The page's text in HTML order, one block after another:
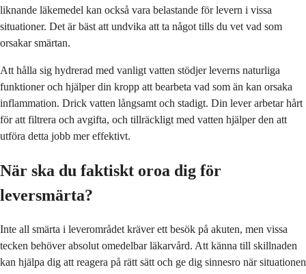
liknande läkemedel kan också vara belastande för levern i vissa
situationer. Det är bäst att undvika att ta något tills du vet vad som
orsakar smärtan.
Att hålla sig hydrerad med vanligt vatten stödjer leverns naturliga
funktioner och hjälper din kropp att bearbeta vad som än kan orsaka
inflammation. Drick vatten långsamt och stadigt. Din lever arbetar hårt
för att filtrera och avgifta, och tillräckligt med vatten hjälper den att
utföra detta jobb mer effektivt.
När ska du faktiskt oroa dig för
leversmärta?
Inte all smärta i leverområdet kräver ett besök på akuten, men vissa
tecken behöver absolut omedelbar läkarvård. Att känna till skillnaden
kan hjälpa dig att reagera på rätt sätt och ge dig sinnesro när situationen